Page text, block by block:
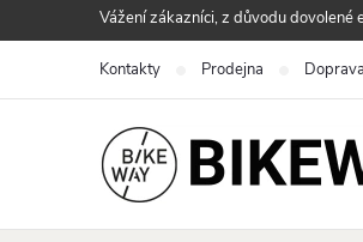
na
Vážení zákazníci, z důvodu
Kontakty Prodejna